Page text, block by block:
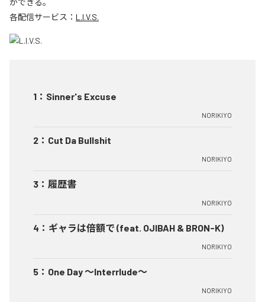
ができる。
各配信サービス： L.I.V.S.
1 ： Sinner's Excuse
NORIKIYO
2 ： Cut Da Bullshit
NORIKIYO
3 ： 履歴書
NORIKIYO
4 ： ギャラは倍額で (feat. OJIBAH & BRON-K)
NORIKIYO
5 ： One Day ～Interrlude～
NORIKIYO